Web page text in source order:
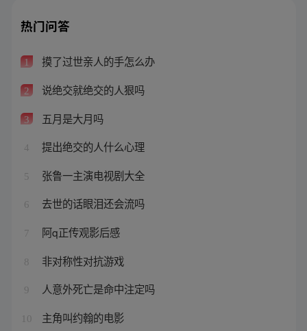
热门问答
1 摸了过世亲人的手怎么办
2 说绝交就绝交的人狠吗
3 五月是大月吗
4 提出绝交的人什么心理
5 张鲁一主演电视剧大全
6 去世的话眼泪还会流吗
7 阿q正传观影后感
8 非对称性对抗游戏
9 人意外死亡是命中注定吗
10 主角叫约翰的电影